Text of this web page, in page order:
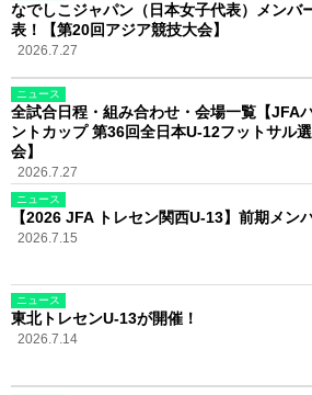
なでしこジャパン（日本女子代表）メンバ
表！【第20回アジア競技大会】
2026.7.27
ニュース
全試合日程・組み合わせ・会場一覧【JFA
ントカップ 第36回全日本U-12フットサル
会】
2026.7.27
ニュース
【2026 JFA トレセン関西U-13】前期メン
2026.7.15
ニュース
東北トレセンU-13が開催！
2026.7.14